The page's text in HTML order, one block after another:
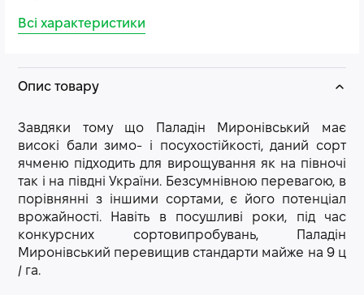
Всі характеристики
Опис товару
Завдяки тому що Паладін Миронівський має
високі бали зимо- і посухостійкості, даний сорт
ячменю підходить для вирощування як на півночі
так і на півдні України. Безсумнівною перевагою, в
порівнянні з іншими сортами, є його потенціал
врожайності. Навіть в посушливі роки, під час
конкурсних сортовипробувань, Паладін
Миронівський перевищив стандарти майже на 9 ц
/ га.